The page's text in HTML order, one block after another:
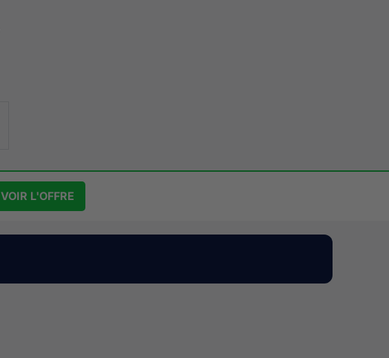
VOIR L'OFFRE